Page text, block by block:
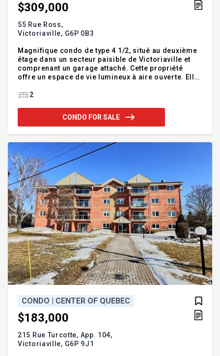
$309,000
55 Rue Ross,
Victoriaville, G6P 0B3
Magnifique condo de type 4 1/2, situé au deuxième
étage dans un secteur paisible de Victoriaville et
comprenant un garage attaché. Cette propriété
offre un espace de vie lumineux à aire ouverte. Elle
ainsi qu'une salle de lavage indépendante. Profitez
emplacement idéal à proximité de tous les
services. Un condo confortable, conçu de manière
tout débuts. Parfait pour les acheteurs cherchant un
produit cl
2
CONDO FOR SALE
CONDO | CENTER OF QUEBEC
$183,000
215 Rue Turcotte, App. 104,
Victoriaville, G6P 9J1